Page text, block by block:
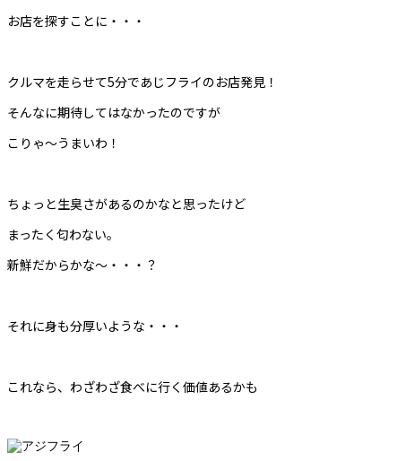
お店を探すことに・・・
クルマを走らせて5分であじフライのお店発見！
そんなに期待してはなかったのですが
こりゃ〜うまいわ！
ちょっと生臭さがあるのかなと思ったけど
まったく匂わない。
新鮮だからかな〜・・・？
それに身も分厚いような・・・
これなら、わざわざ食べに行く価値あるかも